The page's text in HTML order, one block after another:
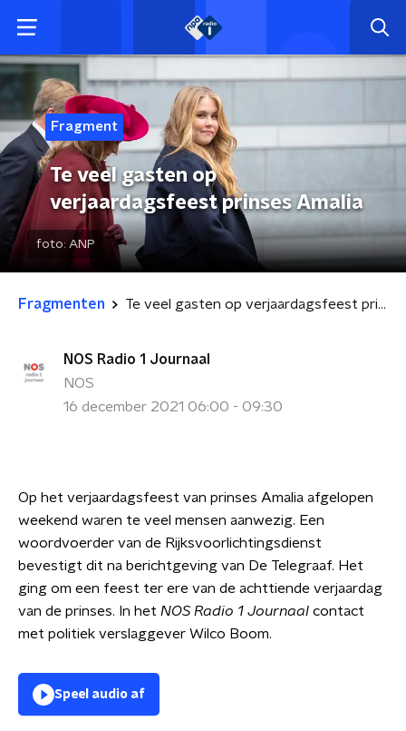
Fragment
Te veel gasten op
verjaardagsfeest prinses Amalia
foto: ANP
Fragmenten Te veel gasten op verjaardagsfeest prinses Amalia
NOS Radio 1 Journaal
NOS
16 december 2021 06:00 - 09:30
Op het verjaardagsfeest van prinses Amalia afgelopen
weekend waren te veel mensen aanwezig. Een
woordvoerder van de Rijksvoorlichtingsdienst
bevestigt dit na berichtgeving van De Telegraaf. Het
ging om een feest ter ere van de achttiende verjaardag
van de prinses. In het NOS Radio 1 Journaal contact
met politiek verslaggever Wilco Boom.
Speel audio af